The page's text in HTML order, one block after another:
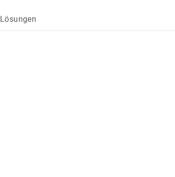
Lösungen